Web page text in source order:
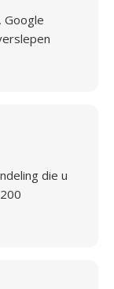
Google
die u